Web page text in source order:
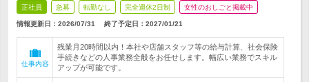
正社員 急募 転勤なし 完全週休2日制 女性のおしごと掲載中
情報更新日：2026/07/31 終了予定日： 2027/01/21
仕事内容
残業月20時間以内！本社や店舗スタッフ等の給与計算、社会保険
手続きなどの人事業務全般をお任せします。幅広い業務でスキル
アップが可能です。